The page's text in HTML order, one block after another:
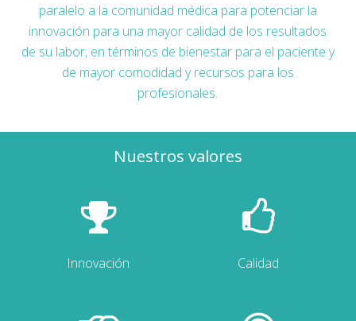
paralelo a la comunidad médica para potenciar la
innovación para una mayor calidad de los resultados
de su labor, en términos de bienestar para el paciente y
de mayor comodidad y recursos para los
profesionales.
Nuestros valores
Innovación Calidad